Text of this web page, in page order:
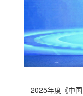
2025年度《中